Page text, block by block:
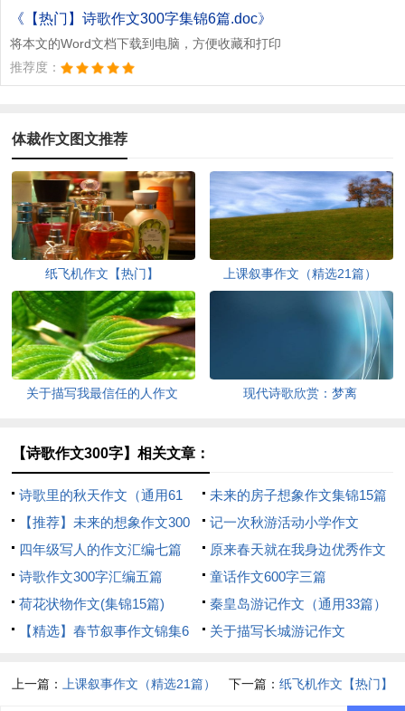
《【热门】诗歌作文300字集锦6篇.doc》
将本文的Word文档下载到电脑，方便收藏和打印
推荐度：
文档为doc格式
体裁作文图文推荐
纸飞机作文【热门】 上课叙事作文（精选21篇）
关于描写我最信任的人作文 现代诗歌欣赏：梦离
【诗歌作文300字】相关文章：
诗歌里的秋天作文（通用61
篇）
未来的房子想象作文集锦15篇
【推荐】未来的想象作文300
字3篇
记一次秋游活动小学作文
四年级写人的作文汇编七篇
原来春天就在我身边优秀作文
（精选10篇）
诗歌作文300字汇编五篇
童话作文600字三篇
荷花状物作文(集锦15篇)
秦皇岛游记作文（通用33篇）
【精选】春节叙事作文锦集6
关于描写长城游记作文
上一篇： 上课叙事作文（精选21篇） 下一篇： 纸飞机作文【热门】